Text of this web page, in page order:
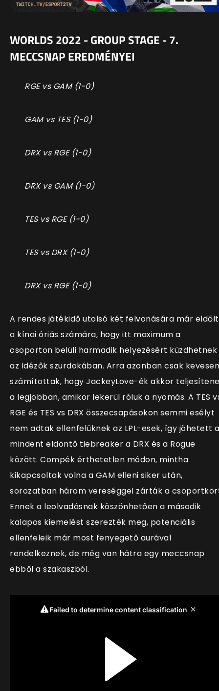
WORLDS 2022 - GROUP STAGE - 7.
MECCSNAP EREDMÉNYEI
RGE vs GAM (1-0)
GAM vs TES (1-0)
DRX vs RGE (1-0)
DRX vs GAM (1-0)
TES vs RGE (1-0)
TES vs DRX (1-0)
DRX vs RGE (1-0)
A rendes játékidő utolsó két felvonására már eldőlt
a kínai óriás számára, hogy itt maximum a
csoporton belüli harmadik helyezésért küzdhetnek
az Idézők szurdokában. Arra azonban csak kevesen
számítottak, hogy JackeyLove-ék akkor
a legjobban, amikor lekerül róluk a nyomás. A TES
RGE és TES vs DRX összecsapásokon semmi esélyt
nem adtak ellenfelüknek az LPL-esek, így jöhetett
mindent eldöntő tiebreaker a DRX és a Rogue
között. Compék érthetetlen módon, mintha
kikapcsoltak volna a GAM elleni siker után,
sorozatban három vereséggel zárták a
Ennek a leolvadásnak köszönhetően a második
kalapos kiemelést szerezték meg, potenciális
ellenfeleik már most fenyegető aurával
rendelkeznek, de még van hátra egy meccsnap
ebből a szakaszból.